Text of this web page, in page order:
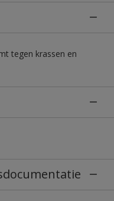
tegen krassen en